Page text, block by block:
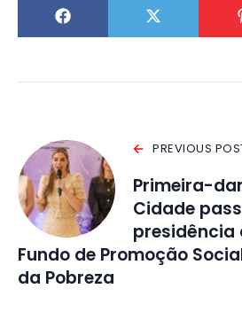
PREVIOUS
Primeira-
Cidade
presidência
Fundo de Promoção
da Pobreza